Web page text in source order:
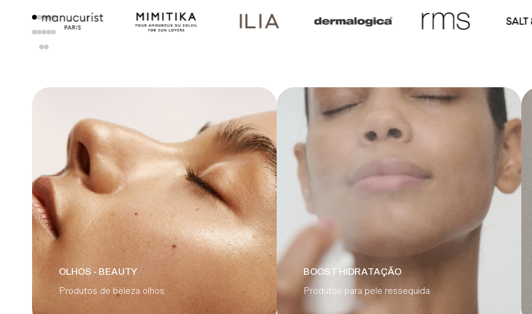
OLHOS - BEAUTY
Produtos de beleza olhos
BOOST HIDRATAÇÃO
Produtos para pele ressequida